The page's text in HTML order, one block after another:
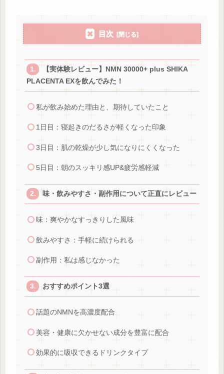
目次
【実体験レビュー】NMN 30000+ plus SHIKA
PLACENTA EXを飲んでみた！
私が飲み始めた理由と、期待していたこと
1日目：寝起きのだるさが軽くなった印象
3日目：肌の乾燥が少し気になりにくくなった
5日目：朝のスッキリ感UP&疲労感軽減
味・飲みやすさ・副作用について正直にレビュー
味：爽やかなすっきりした風味
飲みやすさ：手軽に続けられる
副作用：私は感じなかった
おすすめポイント3選
話題のNMNを高濃度配合
美容・健康に欠かせない成分を豊富に配合
効果的に吸収できるドリンクタイプ